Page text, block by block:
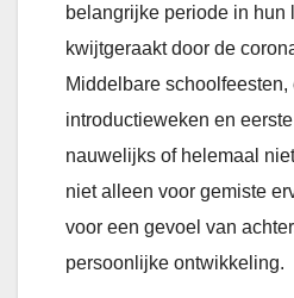
belangrijke periode in hun
kwijtgeraakt door de
Middelbare schoolfeesten,
introductieweken en
nauwelijks of helemaal
niet alleen voor gemiste
voor een gevoel van
persoonlijke ontwikkeling.